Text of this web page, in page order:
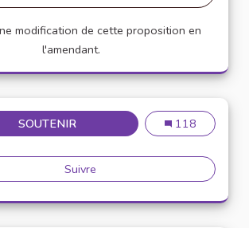
modification de cette proposition en
l'amendant.
SOUTENIRDOWNLOAD TERABOX MOD
Download
118
Suivre Download Terabox MOD